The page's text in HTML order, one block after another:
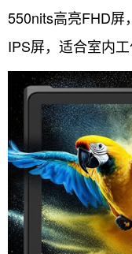
550nits高亮FHD屏
IPS屏，适合室内工